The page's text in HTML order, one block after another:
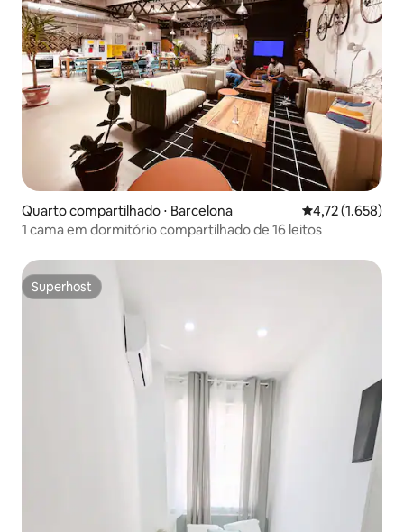
Quarto compartilhado ⋅ Barcelona 4,72 de uma
4,72 (1.658)
1 cama em dormitório compartilhado de 16 leitos
Superhost
Superhost